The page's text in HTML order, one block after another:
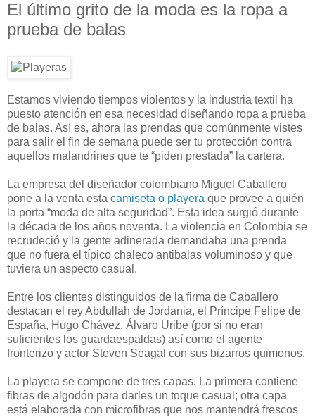
El último grito de la moda es la ropa a
prueba de balas
Estamos viviendo tiempos violentos y la industria textil ha
puesto atención en esa necesidad diseñando ropa a prueba
de balas. Así es, ahora las prendas que comúnmente vistes
para salir el fin de semana puede ser tu protección contra
aquellos malandrines que te “piden prestada” la cartera.
La empresa del diseñador colombiano Miguel Caballero
pone a la venta esta camiseta o playera que provee a quién
la porta “moda de alta seguridad”. Esta idea surgió durante
la década de los años noventa. La violencia en Colombia se
recrudeció y la gente adinerada demandaba una prenda
que no fuera el típico chaleco antibalas voluminoso y que
tuviera un aspecto casual.
Entre los clientes distinguidos de la firma de Caballero
destacan el rey Abdullah de Jordania, el Príncipe Felipe de
España, Hugo Chávez, Álvaro Uribe (por si no eran
suficientes los guardaespaldas) así como el agente
fronterizo y actor Steven Seagal con sus bizarros quimonos.
La playera se compone de tres capas. La primera contiene
fibras de algodón para darles un toque casual; otra capa
está elaborada con microfibras que nos mantendrá frescos